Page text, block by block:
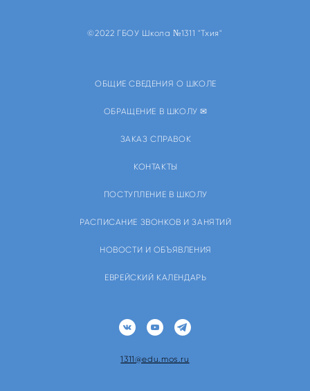
©2022 ГБОУ Школа №1311 "Тхия"
ОБЩИЕ СВЕДЕНИЯ О ШКОЛЕ
ОБРАЩЕНИЕ В ШКОЛУ ✉
ЗАКАЗ СПРАВОК
КОНТАКТЫ
ПОСТУПЛЕНИЕ В ШКОЛУ
РАСПИСАНИЕ ЗВОНКОВ И ЗАНЯТИЙ
НОВОСТИ И ОБЪЯВЛЕНИЯ
ЕВРЕЙСКИЙ КАЛЕНДАРЬ
1311@edu.mos.ru